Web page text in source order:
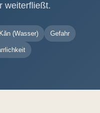
weiterfließt.
(Wasser) Gefahr